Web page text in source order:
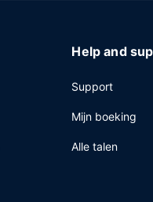
Help and
Support
Mijn boeking
Alle talen